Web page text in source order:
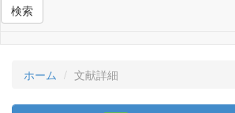
検索
ホーム 文献詳細